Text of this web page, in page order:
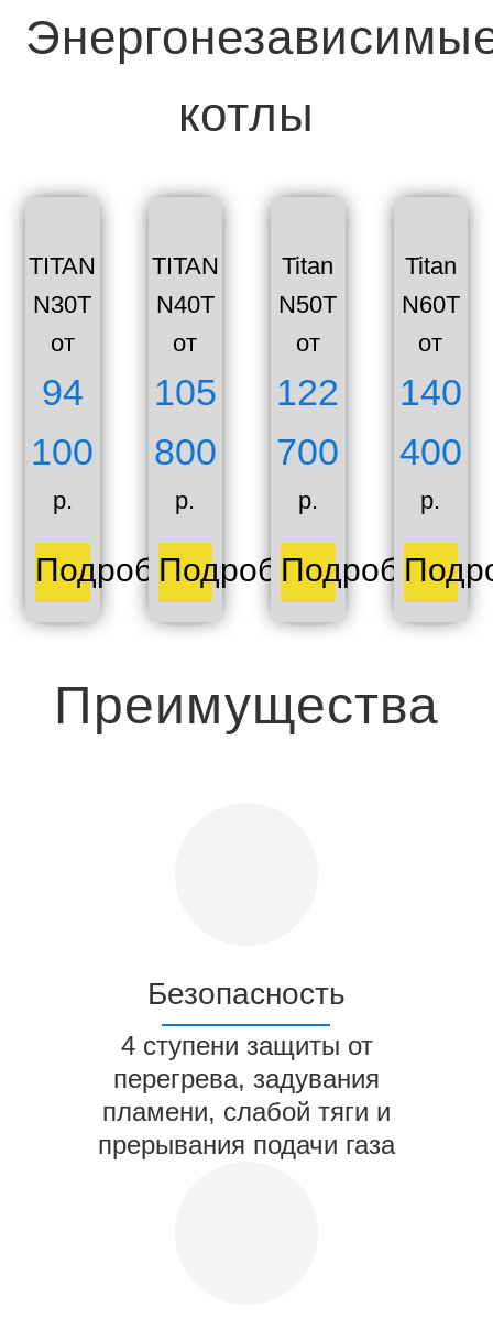
котлы
TITAN
N30T
от
94
100
р.
Подробнее
TITAN
N40T
от
105
800
р.
Подробнее
Titan
N50T
от
122
700
р.
Подробнее
Titan
N60T
от
140
400
р.
Преимущества
Безопасность
4 ступени защиты от
перегрева, задувания
пламени, слабой тяги и
прерывания подачи газа